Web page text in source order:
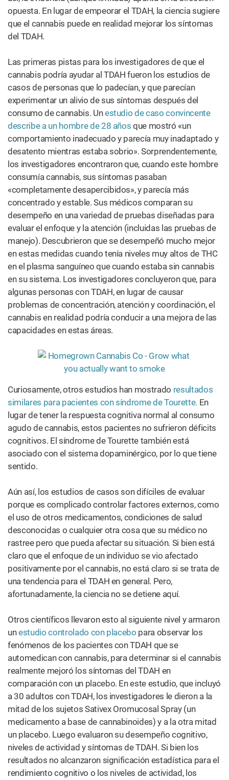
opuesta. En lugar de empeorar el TDAH, la ciencia sugiere
que el cannabis puede en realidad mejorar los síntomas
del TDAH.
Las primeras pistas para los investigadores de que el
cannabis podría ayudar al TDAH fueron los estudios de
casos de personas que lo padecían, y que parecían
experimentar un alivio de sus síntomas después del
consumo de cannabis. Unestudio de caso convincente
describe a un hombre de 28 años que mostró «un
comportamiento inadecuado y parecía muy inadaptado y
desatento mientras estaba sobrio». Sorprendentemente,
los investigadores encontraron que, cuando este hombre
consumía cannabis, sus síntomas pasaban
«completamente desapercibidos», y parecía más
concentrado y estable. Sus médicos comparan su
desempeño en una variedad de pruebas diseñadas para
evaluar el enfoque y la atención (incluidas las pruebas de
manejo). Descubrieron que se desempeñó mucho mejor
en estas medidas cuando tenía niveles muy altos de THC
en el plasma sanguíneo que cuando estaba sin cannabis
en su sistema. Los investigadores concluyeron que, para
algunas personas con TDAH, en lugar de causar
problemas de concentración, atención y coordinación, el
cannabis en realidad podría conducir a una mejora de las
capacidades en estas áreas.
Curiosamente, otros estudios han mostrado resultados
similares para pacientes con síndrome de Tourette. En
lugar de tener la respuesta cognitiva normal al consumo
agudo de cannabis, estos pacientes no sufrieron déficits
cognitivos. El síndrome de Tourette también está
asociado con el sistema dopaminérgico, por lo que tiene
sentido.
Aún así, los estudios de casos son difíciles de evaluar
porque es complicado controlar factores externos, como
el uso de otros medicamentos, condiciones de salud
desconocidas o cualquier otra cosa que su médico no
rastree pero que pueda afectar su situación. Si bien está
claro que el enfoque de un individuo se vio afectado
positivamente por el cannabis, no está claro si se trata de
una tendencia para el TDAH en general. Pero,
afortunadamente, la ciencia no se detiene aquí.
Otros científicos llevaron esto al siguiente nivel y armaron
unestudio controlado con placebo para observar los
fenómenos de los pacientes con TDAH que se
automedican con cannabis, para determinar si el cannabis
realmente mejoró los síntomas del TDAH en
comparación con un placebo. En este estudio, que incluyó
a 30 adultos con TDAH, los investigadores le dieron a la
mitad de los sujetos Sativex Oromucosal Spray (un
medicamento a base de cannabinoides) y a la otra mitad
un placebo. Luego evaluaron su desempeño cognitivo,
niveles de actividad y síntomas de TDAH. Si bien los
resultados no alcanzaron significación estadística para el
rendimiento cognitivo o los niveles de actividad, los